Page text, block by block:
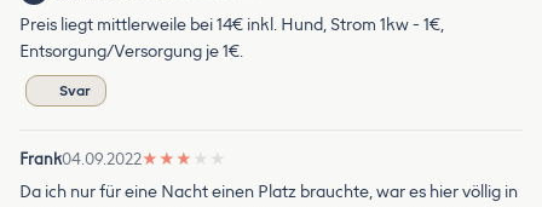
Preis liegt mittlerweile bei 14€ inkl. Hund, Strom 1kw - 1€,
Entsorgung/Versorgung je 1€.
Svar
Frank04.09.2022★ ★ ★ ★ ★
Da ich nur für eine Nacht einen Platz brauchte, war es hier völlig in